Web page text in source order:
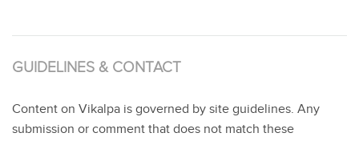
GUIDELINES & CONTACT
Content on Vikalpa is governed by site guidelines. Any
submission or comment that does not match these